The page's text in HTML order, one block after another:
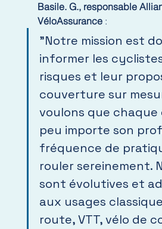
Basile. G., responsable
VéloAssurance :
"Notre mission est
informer les
risques et leur
couverture sur
voulons que
peu importe son
fréquence de
rouler sereinement.
sont évolutives et
aux usages
route, VTT, vélo de